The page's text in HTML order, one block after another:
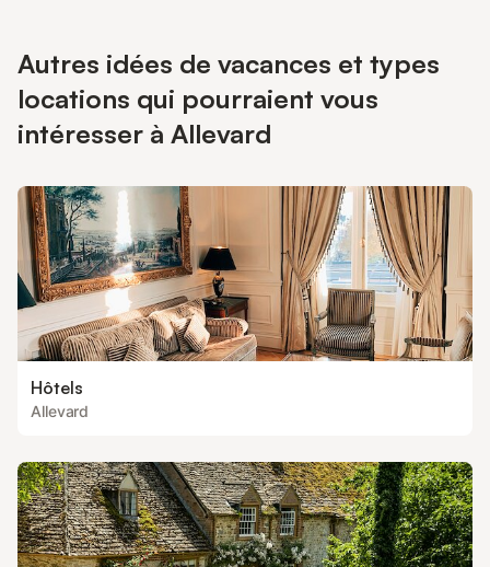
Autres idées de vacances et types
locations qui pourraient vous
intéresser à Allevard
Hôtels
Allevard